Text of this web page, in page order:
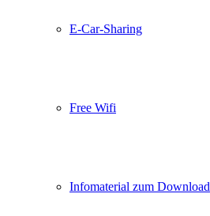
E-Car-Sharing
Free Wifi
Infomaterial zum Download